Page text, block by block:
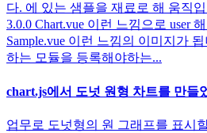
다. 에 있는 샘플을 재료로 해 움직입
3.0.0 Chart.vue 이런 느낌으로 user
Sample.vue 이런 느낌의 이미지가
하는 모듈을 등록해야하는...
chart.js에서 도넛 원형 차트를 만들
업무로 도넛형의 원 그래프를 표시